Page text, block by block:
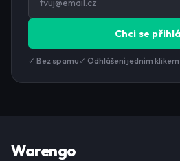
Chci se
✓ Bez spamu ✓ Odhlášení jedním klikem
Warengo